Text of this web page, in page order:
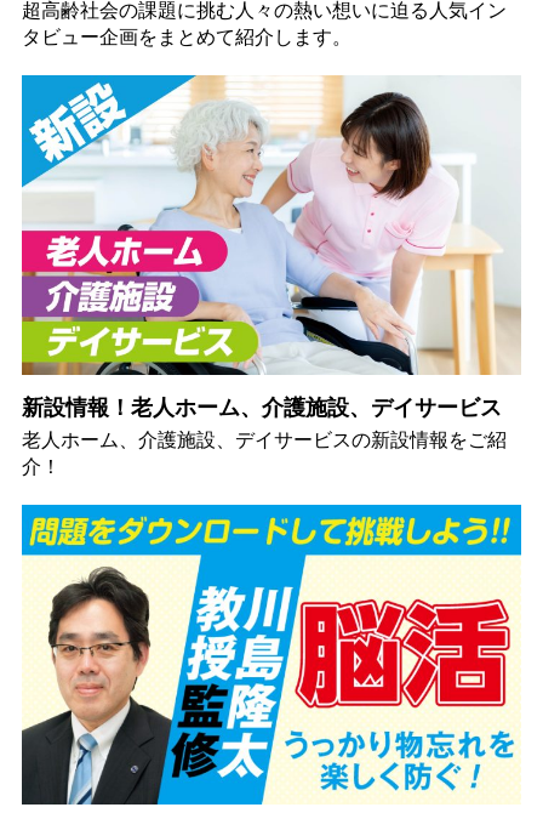
超高齢社会の課題に挑む人々の熱い想いに迫る人気イン
タビュー企画をまとめて紹介します。
新設情報！老人ホーム、介護施設、デイサービス
老人ホーム、介護施設、デイサービスの新設情報をご紹
介！